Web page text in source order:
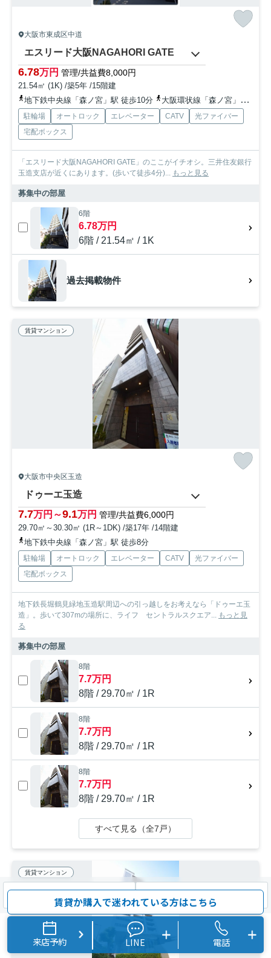
大阪市東成区中道
エスリード大阪NAGAHORI GATE
6.78万円 管理/共益費8,000円
21.54㎡ (1K) /築5年 /15階建
地下鉄中央線「森ノ宮」駅 徒歩10分
大阪環状線「森ノ宮」駅 徒歩7分
駐輪場 オートロック エレベーター CATV
光ファイバー
宅配ボックス
「エスリード大阪NAGAHORI GATE」のここがイチオシ。三井住友銀行
玉造支店が近くにあります。(歩いて徒歩4分)... もっと見る
募集中の部屋
6階
6.78万円
6階 / 21.54㎡ / 1K
過去掲載物件
賃貸マンション
大阪市中央区玉造
ドゥーエ玉造
7.7万円～9.1万円 管理/共益費6,000円
29.70㎡～30.30㎡ (1R～1DK) /築17年 /14階建
地下鉄中央線「森ノ宮」駅 徒歩8分
駐輪場 オートロック エレベーター CATV
光ファイバー
宅配ボックス
地下鉄長堀鶴見緑地玉造駅周辺への引っ越しをお考えなら「ドゥーエ玉
造」。歩いて307mの場所に、ライフ セントラルスクエア... もっと見
る
募集中の部屋
8階
7.7万円
8階 / 29.70㎡ / 1R
8階
7.7万円
8階 / 29.70㎡ / 1R
8階
7.7万円
8階 / 29.70㎡ / 1R
すべて見る（全7戸）
賃貸マンション
検索条件を変更 まとめてお問い合わせ
賃貸か購入で迷われている方はこちら
来店予約 LINE 電話